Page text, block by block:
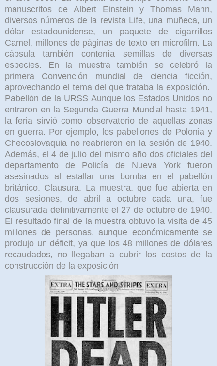
manuscritos de Albert Einstein y Thomas Mann,
diversos números de la revista Life, una muñeca, un
dólar estadounidense, un paquete de cigarrillos
Camel, millones de páginas de texto en microfilm. La
cápsula también contenía semillas de diversas
especies. En la muestra también se celebró la
primera Convención mundial de ciencia ficción,
aprovechando el tema del que trataba la exposición.
Pabellón de la URSS Aunque los Estados Unidos no
entraron en la Segunda Guerra Mundial hasta 1941,
la feria sirvió como observatorio de aquellas zonas
en guerra. Por ejemplo, los pabellones de Polonia y
Checoslovaquia no reabrieron en la sesión de 1940.
Además, el 4 de julio del mismo año dos oficiales del
departamento de Policía de Nueva York fueron
asesinados al estallar una bomba en el pabellón
británico. Clausura. La muestra, que fue abierta en
dos sesiones, de abril a octubre cada una, fue
clausurada definitivamente el 27 de octubre de 1940.
El resultado final de la muestra obtuvo la visita de 45
millones de personas, aunque económicamente se
produjo un déficit, ya que los 48 millones de dólares
recaudados, no llegaban a cubrir los costos de la
construcción de la exposición